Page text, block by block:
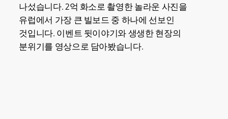
나섰습니다. 2억 화소로 촬영한 놀라운 사진을
유럽에서 가장 큰 빌보드 중 하나에 선보인
것입니다. 이벤트 뒷이야기와 생생한 현장의
분위기를 영상으로 담아봤습니다.